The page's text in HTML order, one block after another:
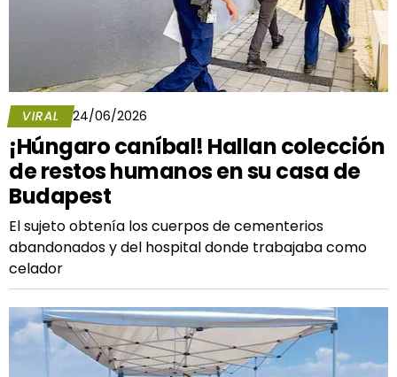
VIRAL 24/06/2026
¡Húngaro caníbal! Hallan colección
de restos humanos en su casa de
Budapest
El sujeto obtenía los cuerpos de cementerios
abandonados y del hospital donde trabajaba como
celador